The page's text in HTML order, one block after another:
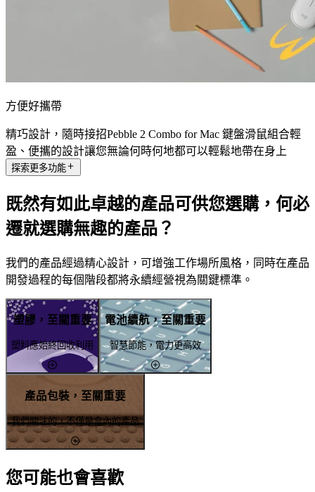
方便好攜帶
精巧設計，隨時接招Pebble 2 Combo for Mac 鍵盤滑鼠組合輕
盈、便攜的設計讓您無論何時何地都可以輕鬆地帶在身上
探索更多功能
既然有如此卓越的產品可供您選購，何必
遷就選購無趣的產品？
我們的產品經過精心設計，可增強工作場所風格，同時在產品
開發過程的每個階段都將永續經營視為關鍵標準。
塑膠，至關重要
塑料應始終回收利用
電池續航，至關重要
智慧節能，電力更高效
產品包裝，至關重要
我們關注的，不僅是盒內的產品
您可能也會喜歡